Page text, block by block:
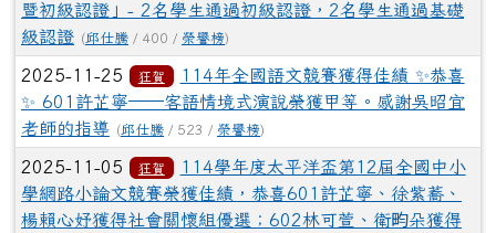
暨初級認證」- 2名學生通過初級認證，2名學生通過基礎
級認證 (邱仕騰 / 400 / 榮譽榜)
2025-11-25 狂賀
114年全國語文競賽獲得佳績 ✨恭喜
✨ 601許芷寧──客語情境式演說榮獲甲等。感謝吳昭宜
老師的指導 (邱仕騰 / 523 / 榮譽榜)
2025-11-05 狂賀
114學年度太平洋盃第12屆全國中小
學網路小論文競賽榮獲佳績，恭喜601許芷寧、徐紫蕎、
楊賴心妤獲得社會關懷組優選；602林可萱、衛畇朵獲得